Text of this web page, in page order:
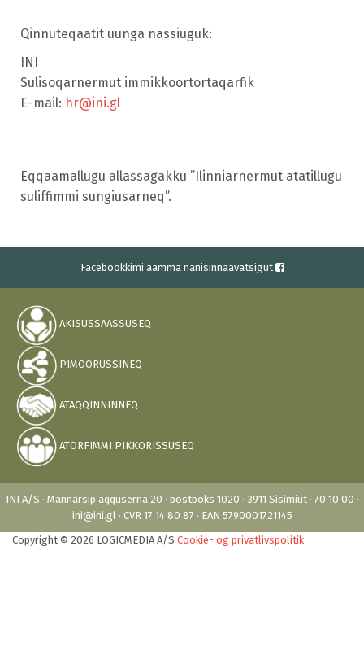
Qinnuteqaatit uunga nassiuguk:
INI
Sulisoqarnermut immikkoortortaqarfik
E-mail: hr@ini.gl
Eqqaamallugu allassagakku ”Ilinniarnermut atatillugu
suliffimmi sungiusarneq”.
Facebookkimi aamma nanisinnaavatsigut
AKISUSSAASSUSEQ
PIMOORUSSINEQ
ATAQQINNINNEQ
ATORFIMMI PIKKORISSUSEQ
INI A/S · Mannarsip aqquserna 20 · postboks 1020 · 3911 Sisimiut · 70 10 00 ·
ini@ini.gl · CVR 17 14 80 87 · EAN 5790001721145
Copyright © 2026 LOGICMEDIA A/S Cookie- og privatlivspolitik